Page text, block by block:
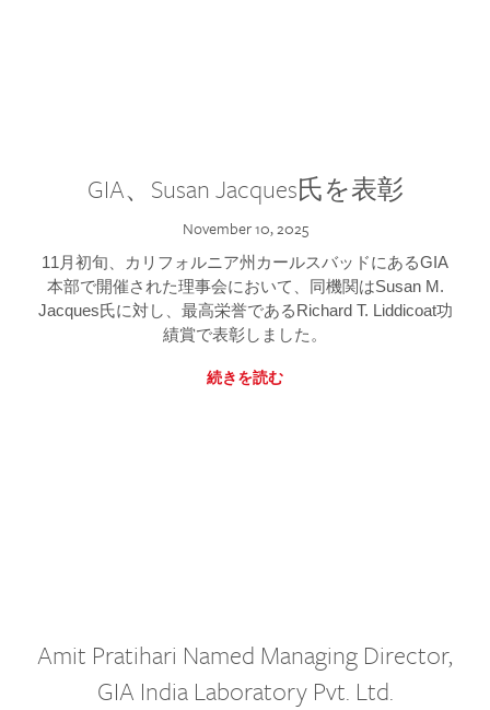
GIA、Susan Jacques氏を表彰
November 10, 2025
11月初旬、カリフォルニア州カールスバッドにあるGIA
本部で開催された理事会において、同機関はSusan M.
Jacques氏に対し、最高栄誉であるRichard T. Liddicoat功
績賞で表彰しました。
続きを読む
Amit Pratihari Named Managing Director,
GIA India Laboratory Pvt. Ltd.